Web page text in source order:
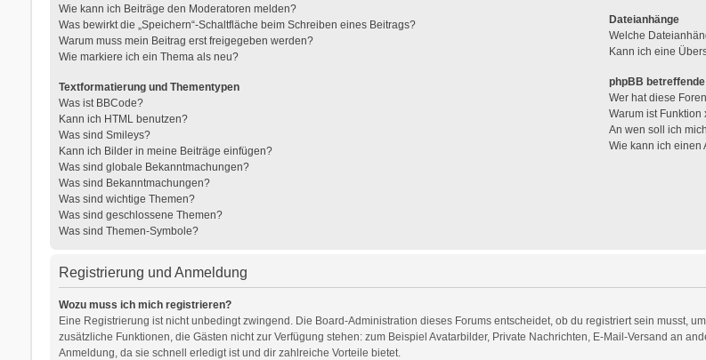
Wie kann ich Beiträge den Moderatoren melden?
Was bewirkt die „Speichern“-Schaltfläche beim Schreiben eines Beitrags?
Warum muss mein Beitrag erst freigegeben werden?
Wie markiere ich ein Thema als neu?
Textformatierung und Thementypen
Was ist BBCode?
Kann ich HTML benutzen?
Was sind Smileys?
Kann ich Bilder in meine Beiträge einfügen?
Was sind globale Bekanntmachungen?
Was sind Bekanntmachungen?
Was sind wichtige Themen?
Was sind geschlossene Themen?
Was sind Themen-Symbole?
Dateianhänge
Welche
Kann ich eine
phpBB
Wer hat diese
Warum ist Funktion
An wen soll ich
Wie kann ich einen
Registrierung und Anmeldung
Wozu muss ich mich registrieren?
Eine Registrierung ist nicht unbedingt zwingend. Die Board-Administration dieses Forums entscheidet, ob du registriert sein musst,
zusätzliche Funktionen, die Gästen nicht zur Verfügung stehen: zum Beispiel Avatarbilder, Private Nachrichten, E-Mail-Versand an
Anmeldung, da sie schnell erledigt ist und dir zahlreiche Vorteile bietet.